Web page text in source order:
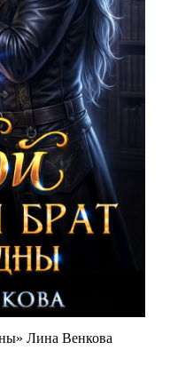
Лина Венкова